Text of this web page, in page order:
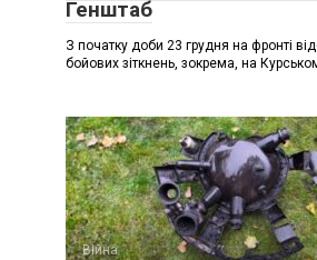
Генштаб
З початку доби 23 грудня на фронті
бойових зіткнень, зокрема, на
Війна